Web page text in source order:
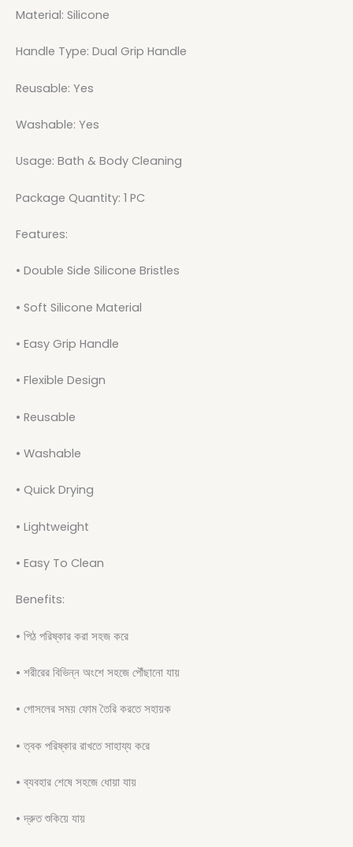
Material: Silicone
Handle Type: Dual Grip Handle
Reusable: Yes
Washable: Yes
Usage: Bath & Body Cleaning
Package Quantity: 1 PC
Features:
• Double Side Silicone Bristles
• Soft Silicone Material
• Easy Grip Handle
• Flexible Design
• Reusable
• Washable
• Quick Drying
• Lightweight
• Easy To Clean
Benefits:
• পিঠ পরিষ্কার করা সহজ করে
• শরীরের বিভিন্ন অংশে সহজে পৌঁছানো যায়
• গোসলের সময় ফোম তৈরি করতে সহায়ক
• ত্বক পরিষ্কার রাখতে সাহায্য করে
• ব্যবহার শেষে সহজে ধোয়া যায়
• দ্রুত শুকিয়ে যায়